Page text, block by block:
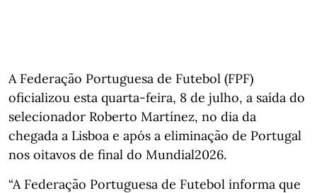
A Federação Portuguesa de Futebol (FPF)
oficializou esta quarta-feira, 8 de julho, a saída do
selecionador Roberto Martínez, no dia da
chegada a Lisboa e após a eliminação de Portugal
nos oitavos de final do Mundial2026.
“A Federação Portuguesa de Futebol informa que